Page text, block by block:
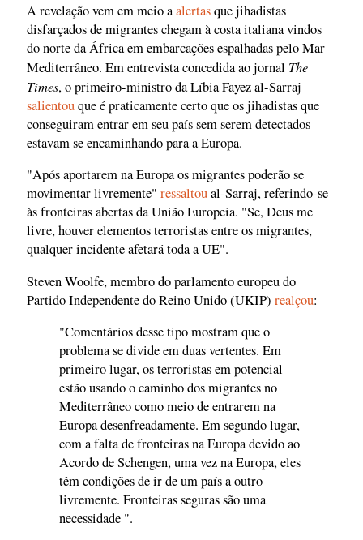
A revelação vem em meio aalertasque jihadistas
disfarçados de migrantes chegam à costa italiana vindos
do norte da África em embarcações espalhadas pelo Mar
Mediterrâneo. Em entrevista concedida ao jornal The
Times, o primeiro-ministro da Líbia Fayez al-Sarraj
salientouque é praticamente certo que os jihadistas que
conseguiram entrar em seu país sem serem detectados
estavam se encaminhando para a Europa.
"Após aportarem na Europa os migrantes poderão se
movimentar livremente" ressaltoual-Sarraj, referindo-se
às fronteiras abertas da União Europeia. "Se, Deus me
livre, houver elementos terroristas entre os migrantes,
qualquer incidente afetará toda a UE".
Steven Woolfe, membro do parlamento europeu do
Partido Independente do Reino Unido (UKIP) realçou:
"Comentários desse tipo mostram que o
problema se divide em duas vertentes. Em
primeiro lugar, os terroristas em potencial
estão usando o caminho dos migrantes no
Mediterrâneo como meio de entrarem na
Europa desenfreadamente. Em segundo lugar,
com a falta de fronteiras na Europa devido ao
Acordo de Schengen, uma vez na Europa, eles
têm condições de ir de um país a outro
livremente. Fronteiras seguras são uma
necessidade ".